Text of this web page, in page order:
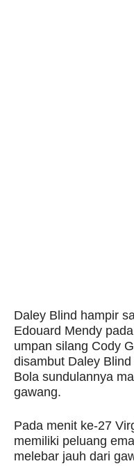
Daley Blind hampir
Edouard Mendy
umpan silang Cody
disambut Daley
Bola sundulannya
gawang.
Pada menit ke-27
memiliki peluang
melebar jauh dari